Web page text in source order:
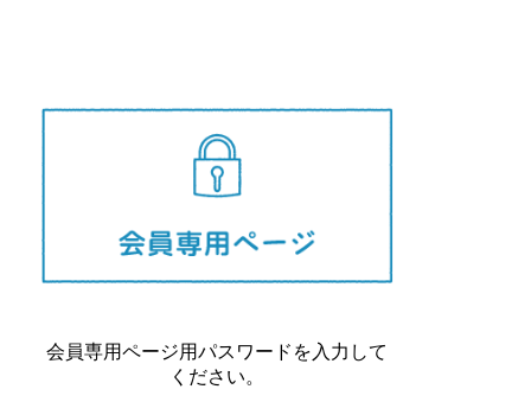
会員専用ページ用パスワードを入力して
ください。